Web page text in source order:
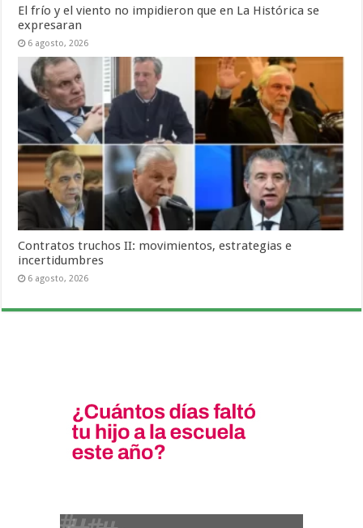
El frío y el viento no impidieron que en La Histórica se
expresaran
6 agosto, 2026
Contratos truchos II: movimientos, estrategias e
incertidumbres
6 agosto, 2026